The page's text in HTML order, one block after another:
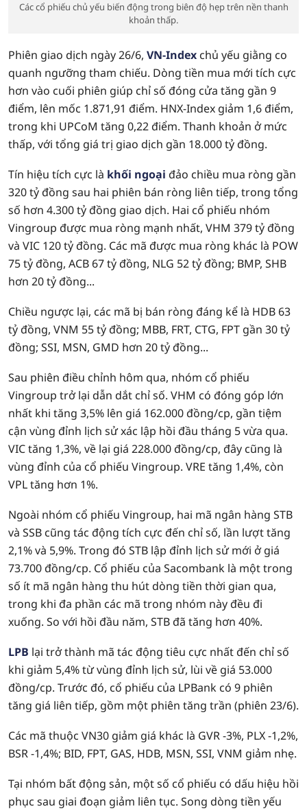
Các cổ phiếu chủ yếu biến động trong biên độ hẹp trên nền thanh
khoản thấp.
Phiên giao dịch ngày 26/6, VN-Index chủ yếu giằng co
quanh ngưỡng tham chiếu. Dòng tiền mua mới tích cực
hơn vào cuối phiên giúp chỉ số đóng cửa tăng gần 9
điểm, lên mốc 1.871,91 điểm. HNX-Index giảm 1,6 điểm,
trong khi UPCoM tăng 0,22 điểm. Thanh khoản ở mức
thấp, với tổng giá trị giao dịch gần 18.000 tỷ đồng.
Tín hiệu tích cực là khối ngoại đảo chiều mua ròng gần
320 tỷ đồng sau hai phiên bán ròng liên tiếp, trong tổng
số hơn 4.300 tỷ đồng giao dịch. Hai cổ phiếu nhóm
Vingroup được mua ròng mạnh nhất, VHM 379 tỷ đồng
và VIC 120 tỷ đồng. Các mã được mua ròng khác là POW
75 tỷ đồng, ACB 67 tỷ đồng, NLG 52 tỷ đồng; BMP, SHB
hơn 20 tỷ đồng...
Chiều ngược lại, các mã bị bán ròng đáng kể là HDB 63
tỷ đồng, VNM 55 tỷ đồng; MBB, FRT, CTG, FPT gần 30 tỷ
đồng; SSI, MSN, GMD hơn 20 tỷ đồng...
Sau phiên điều chỉnh hôm qua, nhóm cổ phiếu
Vingroup trở lại dẫn dắt chỉ số. VHM có đóng góp lớn
nhất khi tăng 3,5% lên giá 162.000 đồng/cp, gần tiệm
cận vùng đỉnh lịch sử xác lập hồi đầu tháng 5 vừa qua.
VIC tăng 1,3%, về lại giá 228.000 đồng/cp, đây cũng là
vùng đỉnh của cổ phiếu Vingroup. VRE tăng 1,4%, còn
VPL tăng hơn 1%.
Ngoài nhóm cổ phiếu Vingroup, hai mã ngân hàng STB
và SSB cũng tác động tích cực đến chỉ số, lần lượt tăng
2,1% và 5,9%. Trong đó STB lập đỉnh lịch sử mới ở giá
73.700 đồng/cp. Cổ phiếu của Sacombank là một trong
số ít mã ngân hàng thu hút dòng tiền thời gian qua,
trong khi đa phần các mã trong nhóm này đều đi
xuống. So với hồi đầu năm, STB đã tăng hơn 40%.
LPB lại trở thành mã tác động tiêu cực nhất đến chỉ số
khi giảm 5,4% từ vùng đỉnh lịch sử, lùi về giá 53.000
đồng/cp. Trước đó, cổ phiếu của LPBank có 9 phiên
tăng giá liên tiếp, gồm một phiên tăng trần (phiên 23/6).
Các mã thuộc VN30 giảm giá khác là GVR -3%, PLX -1,2%,
BSR -1,4%; BID, FPT, GAS, HDB, MSN, SSI, VNM giảm nhẹ.
Tại nhóm bất động sản, một số cổ phiếu có dấu hiệu hồi
phục sau giai đoạn giảm liên tục. Song dòng tiền yếu